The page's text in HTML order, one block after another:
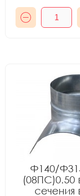
Ф140/
(08ПС)0.50
сечения